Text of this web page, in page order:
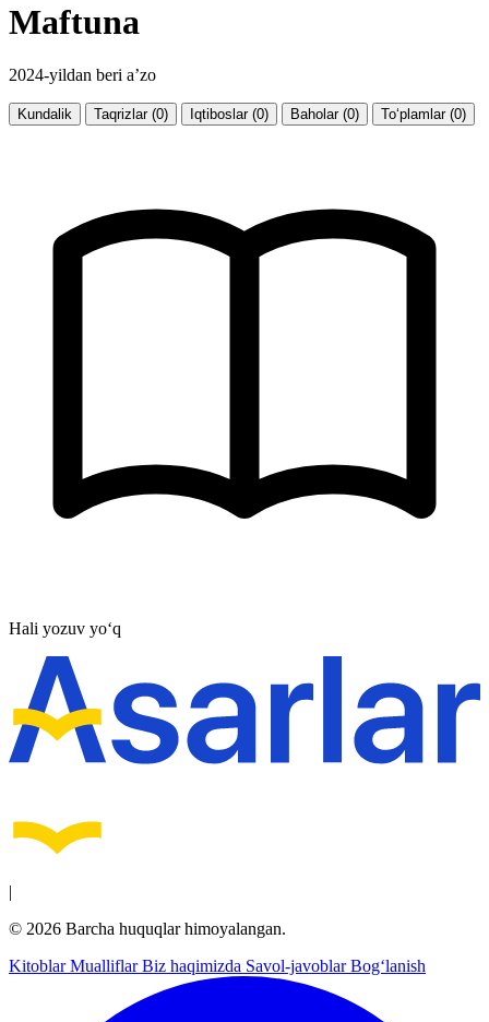
Maftuna
2024-yildan beri a’zo
Kundalik Taqrizlar (0) Iqtiboslar (0) Baholar (0) To‘plamlar (0)
Hali yozuv yo‘q
|
© 2026 Barcha huquqlar himoyalangan.
KitoblarMualliflarBiz haqimizda Savol-javoblarBog‘lanish